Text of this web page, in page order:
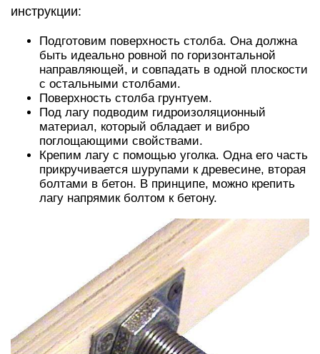
инструкции:
Подготовим поверхность столба. Она должна
быть идеально ровной по горизонтальной
направляющей, и совпадать в одной плоскости
с остальными столбами.
Поверхность столба грунтуем.
Под лагу подводим гидроизоляционный
материал, который обладает и вибро
поглощающими свойствами.
Крепим лагу с помощью уголка. Одна его часть
прикручивается шурупами к древесине, вторая
болтами в бетон. В принципе, можно крепить
лагу напрямик болтом к бетону.